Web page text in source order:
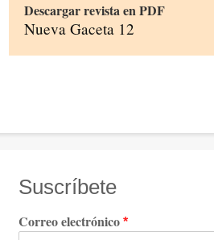
Descargar revista en PDF
Nueva Gaceta 12
Suscríbete
Correo electrónico